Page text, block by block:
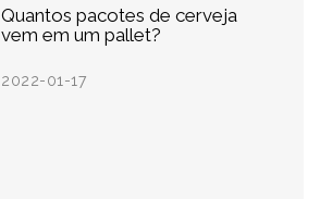
Quantos pacotes de cerveja
vem em um pallet?
2022-01-17